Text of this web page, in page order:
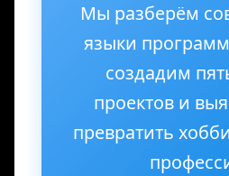
Мы разберём
языки
создадим
проектов и
превратить